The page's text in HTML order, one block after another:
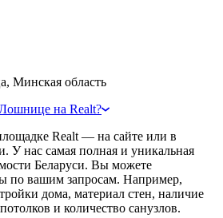
Минская область
на Realt?
Realt — на сайте или в
У нас самая полная и уникальная
Беларуси. Вы можете
по вашим запросам. Например,
дома, материал стен, наличие
и количество санузлов.